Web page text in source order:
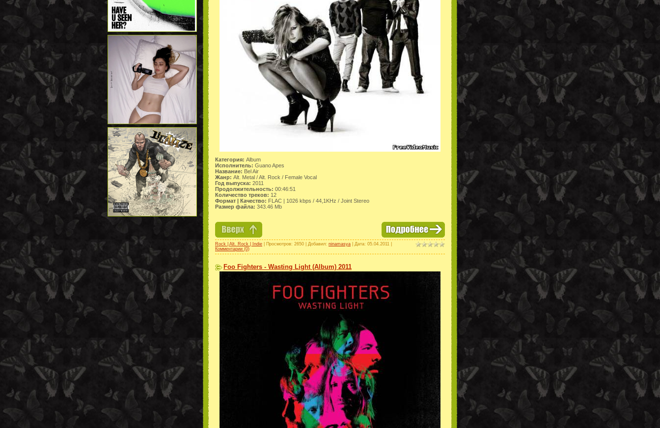
Категория: Album
Исполнитель: Guano Apes
Название: Bel Air
Жанр: Alt. Metal / Alt. Rock / Female Vocal
Год выпуска: 2011
Продолжительность: 00:46:51
Количество треков: 12
Формат | Качество: FLAC | 1026 kbps / 44,1KHz / Joint Stereo
Размер файла: 343.46 Mb
Rock | Alt. Rock | Indie | Просмотров: 2650 | Добавил: ninamasya | Дата: 05.04.2011
Комментарии (0)
Foo Fighters - Wasting Light (Album) 2011